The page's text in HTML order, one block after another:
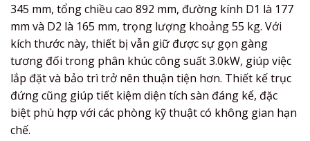
345 mm, tổng chiều cao 892 mm, đường kính D1 là 177
mm và D2 là 165 mm, trọng lượng khoảng 55 kg. Với
kích thước này, thiết bị vẫn giữ được sự gọn gàng
tương đối trong phân khúc công suất 3.0kW, giúp việc
lắp đặt và bảo trì trở nên thuận tiện hơn. Thiết kế trục
đứng cũng giúp tiết kiệm diện tích sàn đáng kể, đặc
biệt phù hợp với các phòng kỹ thuật có không gian hạn
chế.